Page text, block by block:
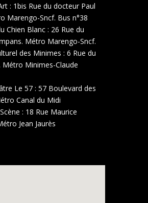
: 1bis Rue du docteur Paul
Marengo-Sncf. Bus n°38
Chien Blanc : 26 Rue du
Métro Marengo-Sncf.
des Minimes : 6 Rue du
Métro Minimes-Claude
Le 57 : 57 Boulevard des
Canal du Midi
: 18 Rue Maurice
Jean Jaurès